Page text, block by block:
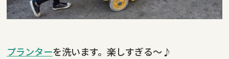
プランターを洗います。楽しすぎる～♪